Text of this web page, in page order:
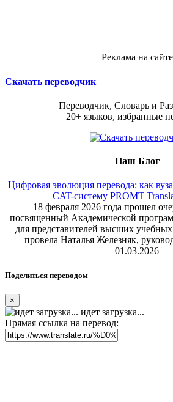
Реклама на сайте
Скачать переводчик
Переводчик, Словарь и
20+ языков, избранные
Наш Блог
Цифровая эволюция перевода: как
CAT-систему PROMT
18 февраля 2026 года прошел
посвященный Академической
для представителей высших
провела Наталья Железняк,
01.03.2026
Поделиться переводом
×
идет загрузка...
Прямая ссылка на перевод: